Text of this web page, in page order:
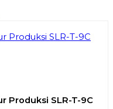
Produksi SLR-T-9C